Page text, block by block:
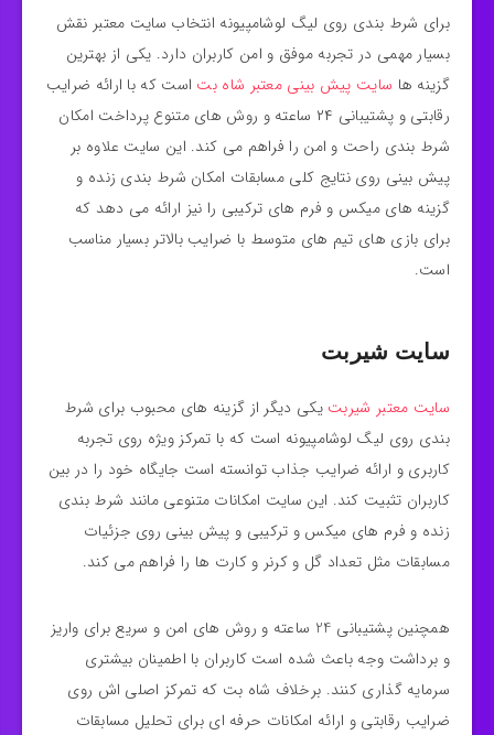
برای شرط‌ بندی روی لیگ لوشامپیونه انتخاب سایت معتبر نقش
بسیار مهمی در تجربه موفق و امن کاربران دارد. یکی از بهترین
گزینه‌ ها سایت پیش بینی معتبر شاه بت است که با ارائه ضرایب
رقابتی و پشتیبانی ۲۴ ساعته و روش‌ های متنوع پرداخت امکان
شرط‌ بندی راحت و امن را فراهم می‌ کند. این سایت علاوه بر
پیش‌ بینی روی نتایج کلی مسابقات امکان شرط‌ بندی زنده و
گزینه‌ های میکس و فرم‌ های ترکیبی را نیز ارائه می‌ دهد که
برای بازی‌ های تیم‌ های متوسط با ضرایب بالاتر بسیار مناسب
است.
سایت شیربت
سایت معتبر شیربت یکی دیگر از گزینه‌ های محبوب برای شرط‌
بندی روی لیگ لوشامپیونه است که با تمرکز ویژه روی تجربه
کاربری و ارائه ضرایب جذاب توانسته است جایگاه خود را در بین
کاربران تثبیت کند. این سایت امکانات متنوعی مانند شرط‌ بندی
زنده و فرم‌ های میکس و ترکیبی و پیش‌ بینی روی جزئیات
مسابقات مثل تعداد گل و کرنر و کارت‌ ها را فراهم می‌ کند.
همچنین پشتیبانی 24 ساعته و روش‌ های امن و سریع برای واریز
و برداشت وجه باعث شده است کاربران با اطمینان بیشتری
سرمایه‌ گذاری کنند. برخلاف شاه بت که تمرکز اصلی‌ اش روی
ضرایب رقابتی و ارائه امکانات حرفه‌ ای برای تحلیل مسابقات